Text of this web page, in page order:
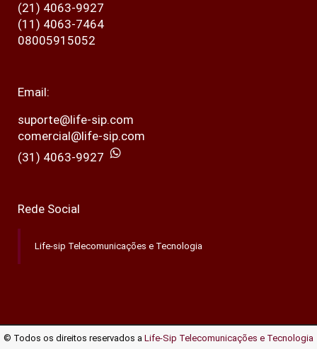
(21) 4063-9927
(11) 4063-7464
08005915052
Email:
suporte@life-sip.com
comercial@life-sip.com
(31) 4063-9927
Rede Social
Life-sip Telecomunicações e Tecnologia
© Todos os direitos reservados a Life-Sip Telecomunicações e Tecnologia